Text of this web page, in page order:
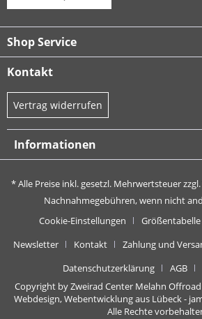
Shop Service
Kontakt
Vertrag widerrufen
Informationen
* Alle Preise inkl. gesetzl. Mehrwertsteuer zzgl.
Nachnahmegebühren, wenn nicht
Cookie-Einstellungen
Größentabelle
Newsletter
Kontakt Zahlung und
Datenschutzerklärung
AGB
Copyright by Zweirad Center Melahn
Webdesign, Webentwicklung aus Lübeck -
Alle Rechte